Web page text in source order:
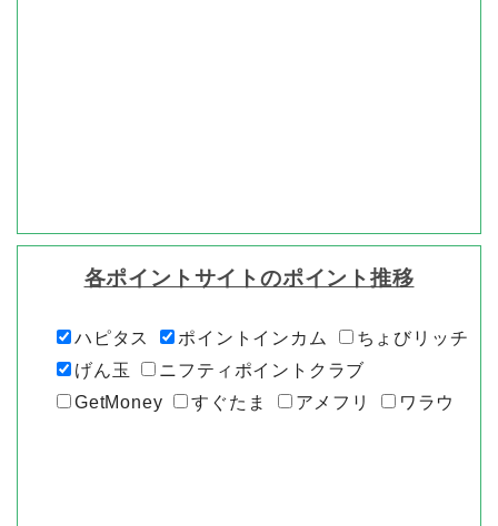
各ポイントサイトのポイント推移
ハピタス ポイントインカム
ちょびリッチ
げん玉
ニフティポイントクラブ
GetMoney
すぐたま アメフリ ワラウ